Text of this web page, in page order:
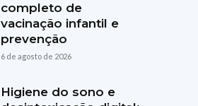
completo de
vacinação infantil e
prevenção
6 de agosto de 2026
Higiene do sono e